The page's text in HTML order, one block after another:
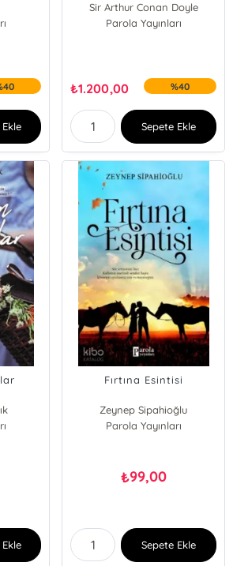
Sir Arthur Conan Doyle
Parola Yayınları
₺1.200,00 %40
Sepete Ekle
Fırtına Esintisi
Zeynep Sipahioğlu
Parola Yayınları
₺99,00
Sepete Ekle